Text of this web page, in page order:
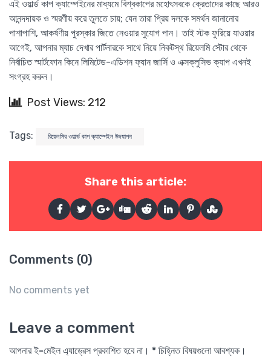
এই ওয়ার্ল্ড কাপ ক্যাম্পেইনের মাধ্যমে বিশ্বকাপের মহোৎসবকে ক্রেতাদের কাছে আরও
আনন্দদায়ক ও স্মরণীয় করে তুলতে চায়; যেন তারা প্রিয় দলকে সমর্থন জানানোর
পাশাপাশি, আকর্ষণীয় পুরস্কার জিতে নেওয়ার সুযোগ পান। তাই স্টক ফুরিয়ে যাওয়ার
আগেই, আপনার ম্যাচ দেখার পার্টনারকে সাথে নিয়ে নিকটস্থ রিয়েলমি স্টোর থেকে
নির্বাচিত স্মার্টফোন কিনে লিমিটেড-এডিশন ফ্যান জার্সি ও এক্সক্লুসিভ ক্যাপ এখনই
সংগ্রহ করুন।
Post Views: 212
Tags: রিয়েলমির ওয়ার্ল্ড কাপ ক্যাম্পেইন উদযাপন
Share this article:
Comments (0)
No comments yet
Leave a comment
আপনার ই-মেইল এ্যাড্রেস প্রকাশিত হবে না। * চিহ্নিত বিষয়গুলো আবশ্যক।